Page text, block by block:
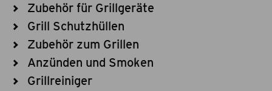
Zubehör für Grillgeräte
Grill Schutzhüllen
Zubehör zum Grillen
Anzünden und Smoken
Grillreiniger